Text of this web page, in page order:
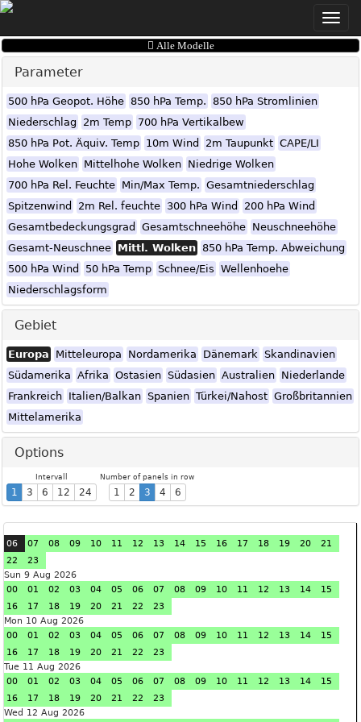
Toggle
Alle Modelle
Parameter
500 hPa Geopot. Höhe 850 hPa Temp.
850 hPa Stromlinien
Niederschlag
2m Temp 700 hPa Vertikalbew
850 hPa Pot. Äquiv. Temp 10m Wind 2m Taupunkt CAPE/LI
Hohe Wolken Mittelhohe Wolken Niedrige Wolken
700 hPa Rel. Feuchte Min/Max Temp. Gesamtniederschlag
Spitzenwind
2m Rel. feuchte 300 hPa Wind
200 hPa Wind
Gesamtbedeckungsgrad
Gesamtschneehöhe Neuschneehöhe
Gesamt-Neuschnee Mittl. Wolken 850 hPa Temp. Abweichung
500 hPa Wind
50 hPa Temp Schnee/Eis Wellenhoehe
Niederschlagsform
Gebiet
Europa Mitteleuropa Nordamerika Dänemark Skandinavien
Südamerika Afrika Ostasien Südasien Australien Niederlande
Frankreich Italien/Balkan Spanien Türkei/Nahost Großbritannien
Mittelamerika
Options
Intervall
1 3 6 12 24
Number of panels in row
1 2 3 4 6
06 07 08 09 10 11 12 13 14 15 16 17 18 19 20
21
22
23
Sun 9 Aug 2026
00
01 02 03 04 05 06 07 08 09 10 11 12 13 14
15
16
17 18 19 20 21 22
23
Mon 10 Aug 2026
00
01 02 03 04 05 06 07 08 09 10 11 12 13 14
15
16
17 18 19 20 21 22
23
Tue 11 Aug 2026
00
01 02 03 04 05 06 07 08 09 10 11 12 13 14
15
16
17 18 19 20 21 22
23
Wed 12 Aug 2026